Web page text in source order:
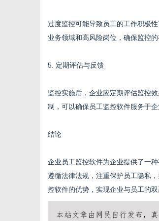
过度监控可能导致员工的工作积极
业务领域和高风险岗位，确保监控的
5. 定期评估与反馈
监控实施后，企业应定期评估监控
制，可以确保员工监控软件服务于
结论
企业员工监控软件为企业提供了一
遵循法律法规，注重保护员工隐私
控软件的优势，实现企业与员工的双